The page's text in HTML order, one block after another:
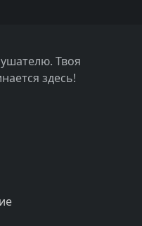
Твоя
здесь!